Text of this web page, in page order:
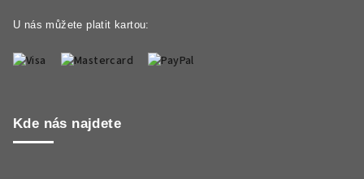
U nás můžete platit kartou:
Kde nás najdete